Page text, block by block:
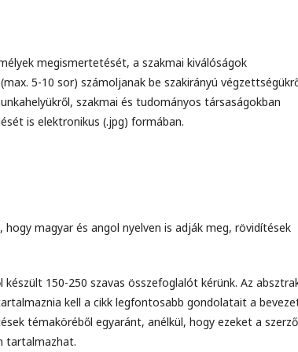
megismertetését, a szakmai kiválóságok
5-10 sor) számoljanak be szakirányú
szakmai és tudományos társaságokban
is elektronikus (.jpg) formában.
magyar és angol nyelven is adják meg, rövidítések
150-250 szavas összefoglalót kérünk. Az
kell a cikk legfontosabb gondolatait a
témaköréből egyaránt, anélkül, hogy ezeket a
tartalmazhat.